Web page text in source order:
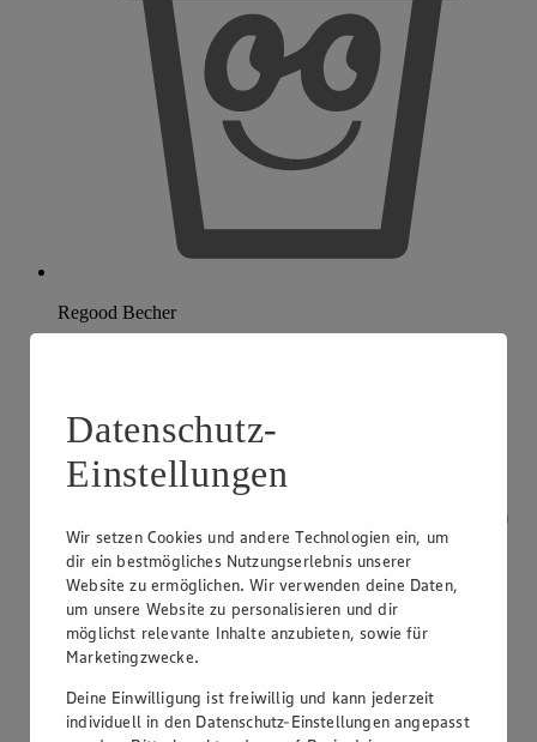
Regood Becher
Datenschutz-
Einstellungen
Wir setzen Cookies und andere Technologien ein, um
dir ein bestmögliches Nutzungserlebnis unserer
Website zu ermöglichen. Wir verwenden deine Daten,
um unsere Website zu personalisieren und dir
möglichst relevante Inhalte anzubieten, sowie für
Marketingzwecke.
Deine Einwilligung ist freiwillig und kann jederzeit
individuell in den Datenschutz-Einstellungen angepasst